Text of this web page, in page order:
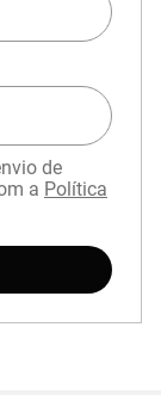
de
a Política